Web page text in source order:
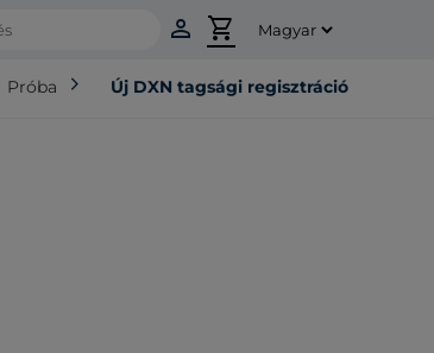
person shopping_cart
chevron_right
Próba csomagÚj DXN tagsági regisztráció